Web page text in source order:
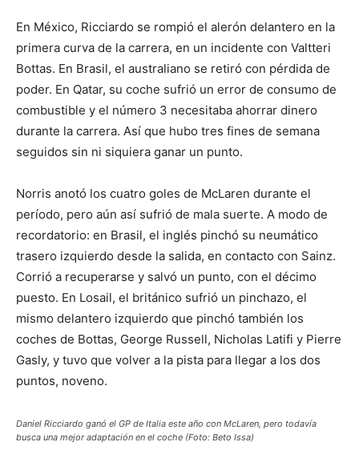
En México, Ricciardo se rompió el alerón delantero en la
primera curva de la carrera, en un incidente con Valtteri
Bottas. En Brasil, el australiano se retiró con pérdida de
poder. En Qatar, su coche sufrió un error de consumo de
combustible y el número 3 necesitaba ahorrar dinero
durante la carrera. Así que hubo tres fines de semana
seguidos sin ni siquiera ganar un punto.
Norris anotó los cuatro goles de McLaren durante el
período, pero aún así sufrió de mala suerte. A modo de
recordatorio: en Brasil, el inglés pinchó su neumático
trasero izquierdo desde la salida, en contacto con Sainz.
Corrió a recuperarse y salvó un punto, con el décimo
puesto. En Losail, el británico sufrió un pinchazo, el
mismo delantero izquierdo que pinchó también los
coches de Bottas, George Russell, Nicholas Latifi y Pierre
Gasly, y tuvo que volver a la pista para llegar a los dos
puntos, noveno.
Daniel Ricciardo ganó el GP de Italia este año con McLaren, pero todavía
busca una mejor adaptación en el coche (Foto: Beto Issa)